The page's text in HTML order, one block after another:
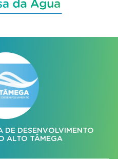
DE DESENVOLVIMENTO
ALTO TÂMEGA